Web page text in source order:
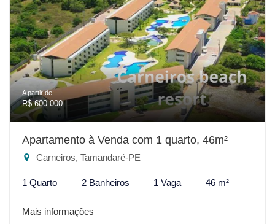
A partir de:
R$ 600.000
Apartamento à Venda com 1 quarto, 46m²
Carneiros, Tamandaré-PE
1 Quarto 2 Banheiros 1 Vaga 46 m²
Mais informações